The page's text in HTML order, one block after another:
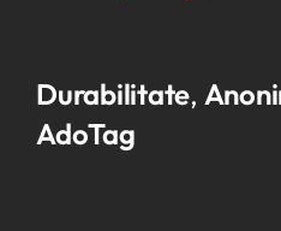
Durabilitate,
AdoTag